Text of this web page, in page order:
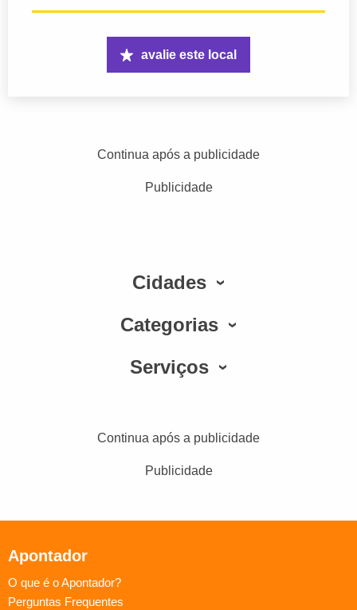
avalie este local
Continua após a publicidade
Publicidade
Cidades
Categorias
Serviços
Continua após a publicidade
Publicidade
Apontador
O que é o Apontador?
Perguntas Frequentes